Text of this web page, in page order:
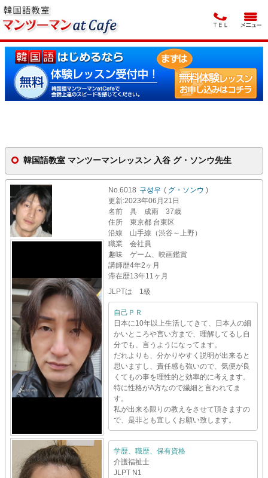
韓国語教室 マンツーマンレッスン 入谷 グ・ソンウ先生
No.6018 구성우 ( グ・ソンウ )
更新:2023年06月21日
名前
具 成雨 37歳
住所
東京都 台東区
沿線
山手線（渋谷～上野）
職業
会社員
趣味
ゲーム、映画鑑賞
講師歴4年2ヶ月
滞在歴13年11ヶ月
JLPTは 1級
自己ＰＲ
日本に10年以上生活してきて、日本人の細
かいところや言い方まで、理解してるし自
分でも、言うようになってます。
だれよりも、分かりやすく説明が出来ると
思いますし、責任感も強いので、気便が良
くてもの事を理性的と効率的に考えます。
特に性格がA方なので繊細と言われてま
す。
私が出来る限りの教えをさせて頂きますの
で、是非とも宜しくお願い致します。
学歴、職歴、保有資格
介護福祉士
JLPT N1